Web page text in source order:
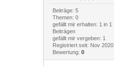
Beiträge: 5
Themen: 0
gefällt mir erhalten: 1 in 1
Beiträgen
gefällt mir vergeben: 1
Registriert seit: Nov 2020
Bewertung: 0